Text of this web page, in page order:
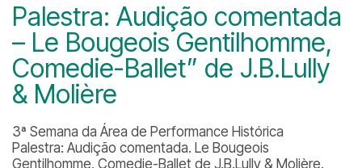
Palestra: Audição comentada
– Le Bougeois Gentilhomme,
Comedie-Ballet” de J.B.Lully
& Molière
3ª Semana da Área de Performance Histórica
Palestra: Audição comentada. Le Bougeois
Gentilhomme, Comedie-Ballet de J.B.Lully & Molière.